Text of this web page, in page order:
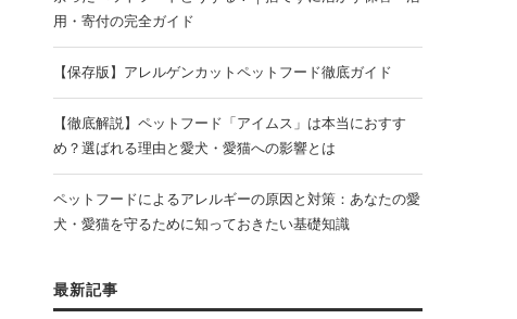
用・寄付の完全ガイド
【保存版】アレルゲンカットペットフード徹底ガイド
【徹底解説】ペットフード「アイムス」は本当におすす
め？選ばれる理由と愛犬・愛猫への影響とは
ペットフードによるアレルギーの原因と対策：あなたの愛
犬・愛猫を守るために知っておきたい基礎知識
最新記事